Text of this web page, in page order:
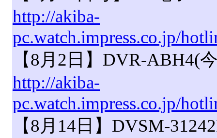
http://akiba-
pc.watch.impress.co.jp/
【8月2日】DVR-ABH4(
http://akiba-
pc.watch.impress.co.jp/
【8月14日】DVSM-